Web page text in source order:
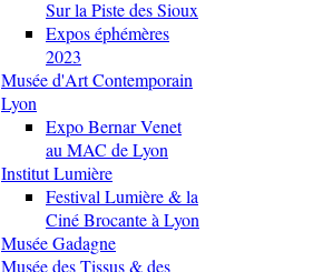
Sur la Piste des Sioux
Expos éphémères
2023
Musée d'Art Contemporain
Lyon
Expo Bernar Venet
au MAC de Lyon
Institut Lumière
Festival Lumière & la
Ciné Brocante à Lyon
Musée Gadagne
Musée des Tissus & des